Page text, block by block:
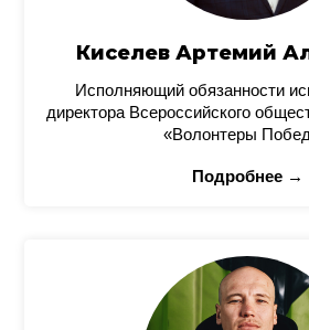
Киселев Артемий
Исполняющий обязанности
директора Всероссийского
«Волонтеры
Подробнее →